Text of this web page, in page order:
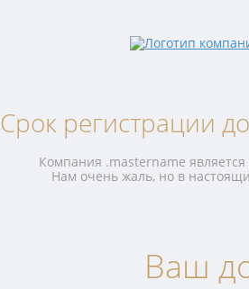
Срок регистрации
Компания .mastername является
Нам очень жаль, но в
Ваш